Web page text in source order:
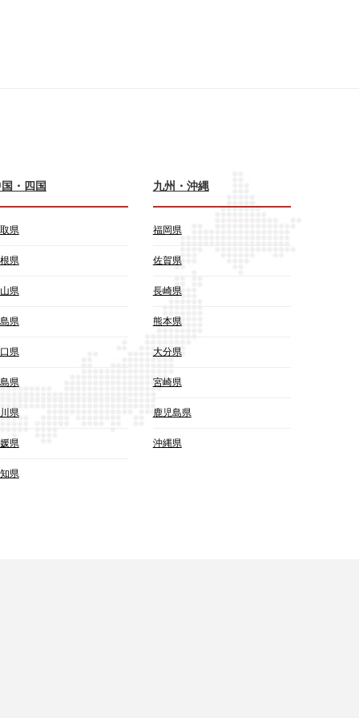
・四国
県
県
県
県
県
県
県
県
県
九州・沖縄
福岡県
佐賀県
長崎県
熊本県
大分県
宮崎県
鹿児島県
沖縄県